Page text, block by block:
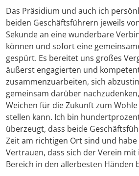
Das Präsidium und auch ich
beiden Geschäftsführern jeweils
Sekunde an eine wunderbare
können und sofort eine
gespürt. Es bereitet uns großes
äußerst engagierten und
zusammenzuarbeiten, sich
gemeinsam darüber
Weichen für die Zukunft zum
stellen kann. Ich bin
überzeugt, dass beide
Zeit am richtigen Ort sind und
Vertrauen, dass sich der Verein
Bereich in den allerbesten Händen